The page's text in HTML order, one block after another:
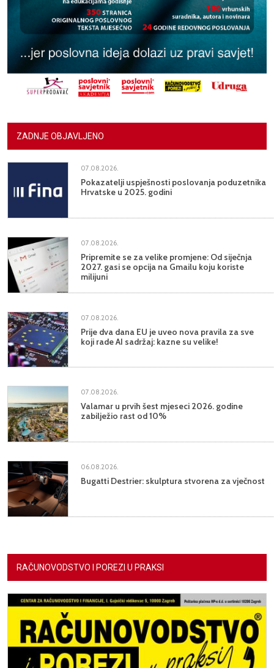
ZADNJE OBJAVLJENO
07.08.2026.
Pokazatelji uspješnosti poslovanja poduzetnika
Hrvatske u 2025. godini
07.08.2026.
Pripremite se za velike promjene: Od siječnja
2027. gasi se opcija na Gmailu koju koriste
milijuni
07.08.2026.
Prije dva dana EU je uveo nova pravila za sve
koji rade AI sadržaj: kazne su velike!
07.08.2026.
Valamar u prvih šest mjeseci 2026. godine
zabilježio rast od 10%
06.08.2026.
Bugatti Destrier: skulptura stvorena za vječnost
RAČUNOVODSTVO I POREZI U PRAKSI